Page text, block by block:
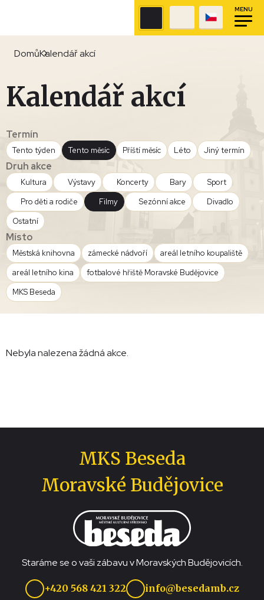
MENU
DomůKalendář akcí
Kalendář akcí
Termín
Tento týden Tento měsíc Příští měsíc Léto Jiný termín
Druh akce
Kultura Výstavy Koncerty Bary
Sport
Pro děti a rodiče
Filmy Sezónní akce
Divadlo
Ostatní
Místo
Městská knihovna zámecké nádvoří
areál letního koupaliště
areál letního kina
fotbalové hřiště Moravské Budějovice
MKS Beseda
Nebyla nalezena žádná akce.
MKS Beseda
Moravské Budějovice
Staráme se o vaši zábavu v Moravských Budějovicích.
+420 568 421 322 info@besedamb.cz